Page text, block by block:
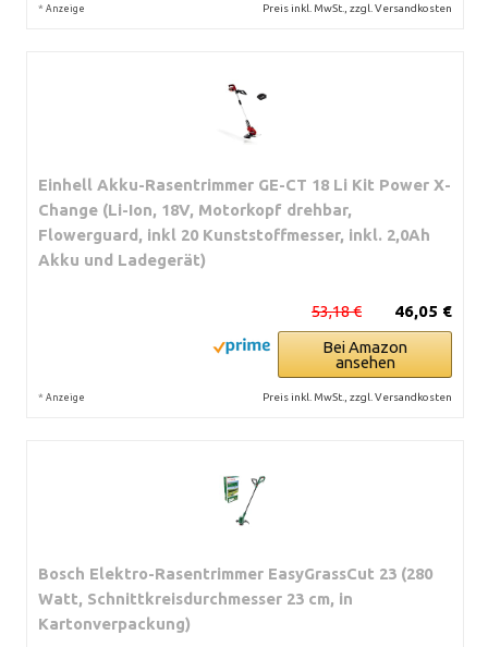
* Anzeige Preis inkl. MwSt., zzgl. Versandkosten
Einhell Akku-Rasentrimmer GE-CT 18 Li Kit Power X-
Change (Li-Ion, 18V, Motorkopf drehbar,
Flowerguard, inkl 20 Kunststoffmesser, inkl. 2,0Ah
Akku und Ladegerät)
46,05 €
53,18 €
Bei Amazon
ansehen
* Anzeige Preis inkl. MwSt., zzgl. Versandkosten
Bosch Elektro-Rasentrimmer EasyGrassCut 23 (280
Watt, Schnittkreisdurchmesser 23 cm, in
Kartonverpackung)